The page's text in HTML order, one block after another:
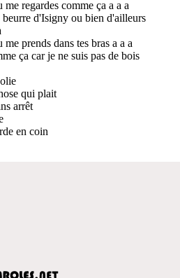
regardes comme ça a a a
beurre d'Isigny ou bien d'ailleurs
prends dans tes bras a a a
ça car je ne suis pas de bois
qui plait
arrêt
en coin